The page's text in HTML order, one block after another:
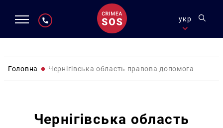
укр
Головна Чернігівська область правова допомога
Чернігівська область